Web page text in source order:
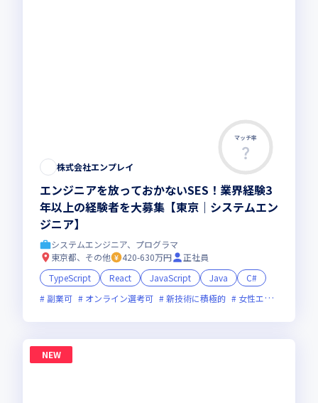
マッチ率
株式会社エンプレイ
エンジニアを放っておかないSES！業界経験3
年以上の経験者を大募集【東京｜システムエン
ジニア】
システムエンジニア、プログラマ
東京都、その他
420-630万円
正社員
TypeScript
React JavaScript Java
C#
副業可
オンライン選考可 新技術に積極的 女性エンジニアが活躍中
NEW